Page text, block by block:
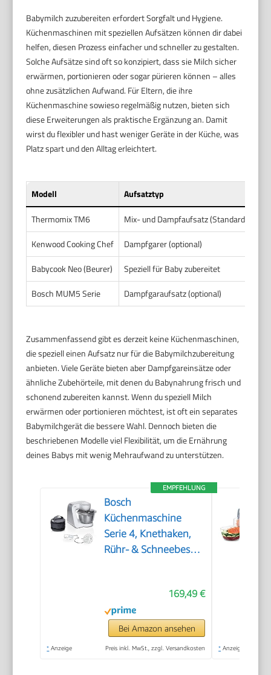
Babymilch zuzubereiten erfordert Sorgfalt und Hygiene.
Küchenmaschinen mit speziellen Aufsätzen können dir dabei
helfen, diesen Prozess einfacher und schneller zu gestalten.
Solche Aufsätze sind oft so konzipiert, dass sie Milch sicher
erwärmen, portionieren oder sogar pürieren können – alles
ohne zusätzlichen Aufwand. Für Eltern, die ihre
Küchenmaschine sowieso regelmäßig nutzen, bieten sich
diese Erweiterungen als praktische Ergänzung an. Damit
wirst du flexibler und hast weniger Geräte in der Küche, was
Platz spart und den Alltag erleichtert.
Modell Aufsatztyp
Thermomix TM6
Mix- und Dampfaufsatz (Standard)
Kenwood Cooking Chef
Dampfgarer (optional)
Babycook Neo (Beurer)
Speziell für Baby zubereitet
Bosch MUM5 Serie
Dampfgaraufsatz (optional)
Zusammenfassend gibt es derzeit keine Küchenmaschinen,
die speziell einen Aufsatz nur für die Babymilchzubereitung
anbieten. Viele Geräte bieten aber Dampfgareinsätze oder
ähnliche Zubehörteile, mit denen du Babynahrung frisch und
schonend zubereiten kannst. Wenn du speziell Milch
erwärmen oder portionieren möchtest, ist oft ein separates
Babymilchgerät die bessere Wahl. Dennoch bieten die
beschriebenen Modelle viel Flexibilität, um die Ernährung
deines Babys mit wenig Mehraufwand zu unterstützen.
EMPFEHLUNG
Bosch
Küchenmaschine
Serie 4, Knethaken,
Rühr- & Schneebesen
spülmaschinenfest,
3D Rührsystem,
weiß/silber,
MUM58200
169,49 €
Bei Amazon ansehen
* Anzeige Preis inkl. MwSt., zzgl. Versandkosten * Anzeige